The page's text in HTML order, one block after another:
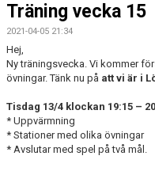
GÄSTBOK
TRUPPEN
BILDGALLERI
Träning vecka 15
2021-04-05 21:34
Hej,
Ny träningsvecka. Vi kommer
övningar. Tänk nu på att vi är i
Tisdag 13/4 klockan 19:15 –
* Uppvärmning
* Stationer med olika övningar
* Avslutar med spel på två mål.